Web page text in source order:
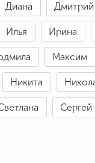
Диана Дмитрий
Илья Ирина
Максим
Никита
Сергей